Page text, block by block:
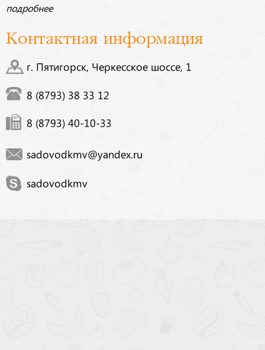
подробнее
Контактная информация
г. Пятигорск, Черкесское шоссе, 1
8 (8793) 38 33 12
8 (8793) 40-10-33
sadovodkmv@yandex.ru
sadovodkmv